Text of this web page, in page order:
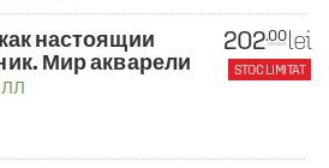
настоящии
Мир акварели
202.00 lei
STOC LIMITAT